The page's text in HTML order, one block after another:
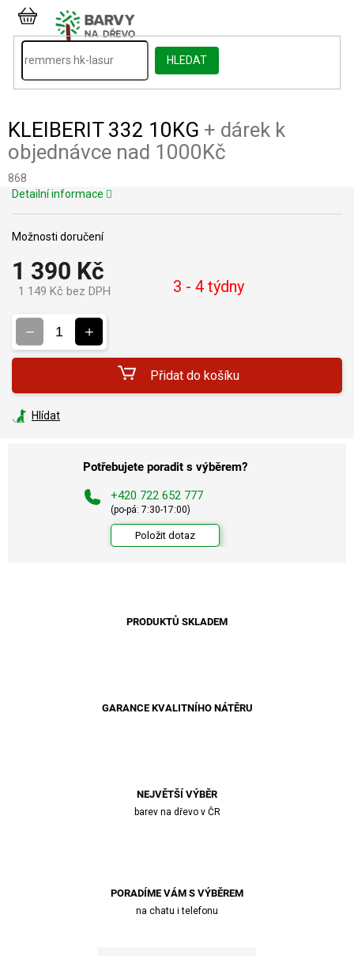
Přejít
obsah
HLEDAT
NÁKUPNÍ
KOŠÍK
KLEIBERIT 332 10KG + dárek k
objednávce nad 1000Kč
868
1 390 Kč
1 149 Kč bez DPH 3 - 4 týdny
Možnosti doručení
Přidat do košíku
Detailní informace
Hlídat
Potřebujete poradit s výběrem?
+420 722 652 777
(po-pá: 7:30-17:00)
Položit dotaz
PRODUKTŮ SKLADEM
GARANCE KVALITNÍHO NÁTĚRU
NEJVĚTŠÍ VÝBĚR
barev na dřevo v ČR
PORADÍME VÁM S VÝBĚREM
na chatu i telefonu